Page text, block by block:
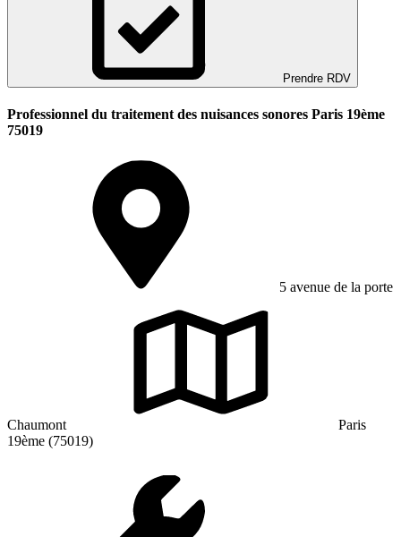
Prendre RDV
Professionnel du traitement des nuisances sonores Paris 19ème
75019
5 avenue de la porte
Chaumont
Paris
19ème (75019)